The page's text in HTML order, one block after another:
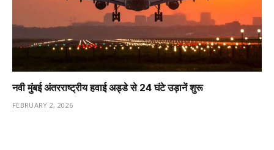
नवी मुंबई अंतरराष्ट्रीय हवाई अड्डे से 24 घंटे उड़ानें शुरू
FEBRUARY 2, 2026